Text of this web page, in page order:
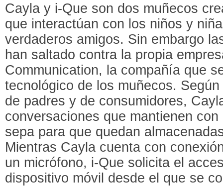
Cayla y i-Que son dos muñecos
que interactúan con los niños y
verdaderos amigos. Sin embargo
han saltado contra la propia
Communication, la compañía que
tecnológico de los muñecos.
de padres y de consumidores,
conversaciones que mantienen
sepa para que quedan
Mientras Cayla cuenta con
un micrófono, i-Que solicita el
dispositivo móvil desde el que se